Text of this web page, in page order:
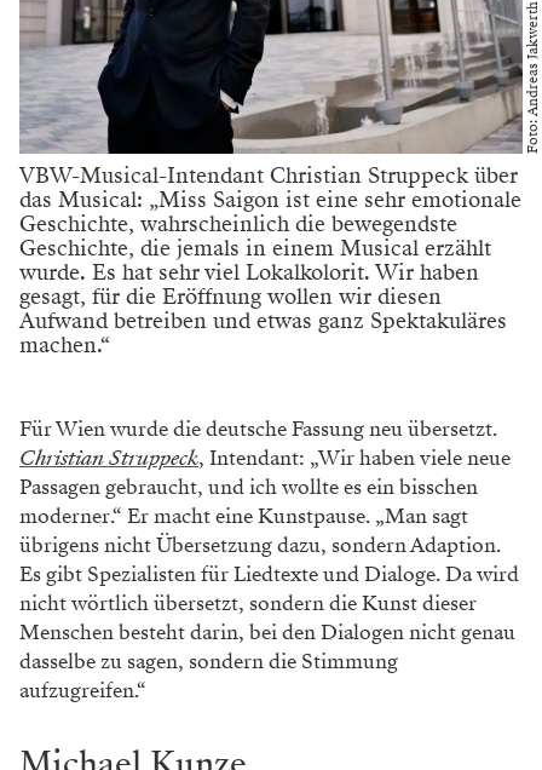
Foto: Andreas Jakwerth
VBW-Musical-Intendant Christian Struppeck über
das Musical: „Miss Saigon ist eine sehr emotionale
Geschichte, wahrscheinlich die bewegendste
Geschichte, die jemals in einem Musical erzählt
wurde. Es hat sehr viel Lokalkolorit. Wir haben
gesagt, für die Eröffnung wollen wir diesen
Aufwand ­betreiben und etwas ganz Spektakuläres
machen.“
Für Wien wurde die deutsche Fassung neu übersetzt.
Christian Struppeck, Intendant: „Wir haben viele neue
Passagen gebraucht, und ich wollte es ein bisschen
moderner.“ Er macht eine Kunstpause. „Man sagt
übrigens nicht Übersetzung dazu, sondern Adaption.
Es gibt Spezialisten für Liedtexte und Dialoge. Da wird
nicht wörtlich übersetzt, sondern die Kunst dieser
Menschen besteht darin, bei den Dialogen nicht genau
dasselbe zu sagen, sondern die Stimmung
aufzugreifen.“